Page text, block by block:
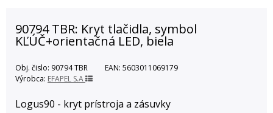
90794 TBR: Kryt tlačidla, symbol
KĽÚČ+orientačná LED, biela
Obj. čislo: 90794 TBR EAN: 5603011069179
Výrobca: EFAPEL S.A
Logus90 - kryt prístroja a zásuvky